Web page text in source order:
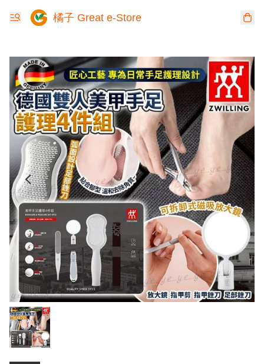
橘子 Great e-Store